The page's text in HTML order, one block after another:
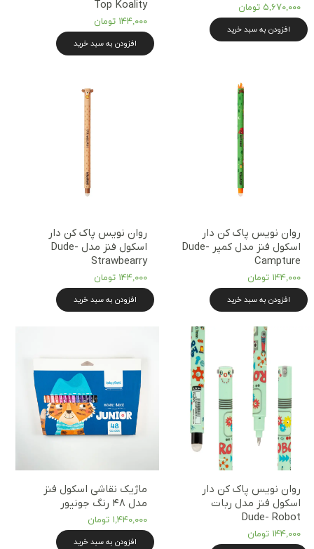
۵,۶۷۰,۰۰۰ تومان
افزودن به سبد خرید
Top Koality
۱۴۴,۰۰۰ تومان
افزودن به سبد خرید
روان نویس پاک کن دار
اسکول فنز مدل کمپر Dude-
Campture
۱۴۴,۰۰۰ تومان
افزودن به سبد خرید
روان نویس پاک کن دار
اسکول فنز مدل Dude-
Strawbearry
۱۴۴,۰۰۰ تومان
افزودن به سبد خرید
روان نویس پاک کن دار
اسکول فنز مدل ربات
Dude- Robot
۱۴۴,۰۰۰ تومان
ماژیک نقاشی اسکول فنز
مدل ۴۸ رنگ جونیور
۱,۴۴۰,۰۰۰ تومان
افزودن به سبد خرید